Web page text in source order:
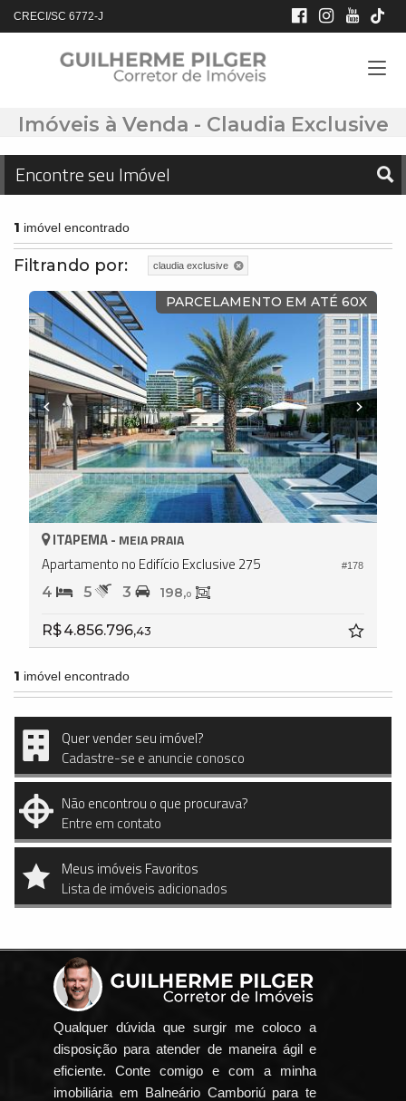
CRECI/SC 6772-J
Imóveis à Venda - Claudia Exclusive
Encontre seu Imóvel
1 imóvel encontrado
Filtrando por: claudia exclusive
PARCELAMENTO EM ATÉ 60X
#178
ITAPEMA - MEIA PRAIA
Apartamento no Edifício Exclusive 275
4 5 3 198,0
R$ 4.856.796,43
1 imóvel encontrado
Quer vender seu imóvel?
Cadastre-se e anuncie conosco
Não encontrou o que procurava?
Entre em contato
Meus imóveis Favoritos
Lista de imóveis adicionados
Qualquer dúvida que surgir me coloco a
disposição para atender de maneira ágil e
eficiente. Conte comigo e com a minha
imobiliária em Balneário Camboriú para te